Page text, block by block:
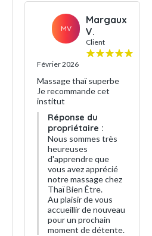
MV
Margaux
V.
Client
Février 2026
Massage thaï superbe
Je recommande cet
institut
Réponse du
propriétaire :
Nous sommes très
heureuses
d'apprendre que
vous avez apprécié
notre massage chez
Thaï Bien Être.
Au plaisir de vous
accueillir de nouveau
pour un prochain
moment de détente.